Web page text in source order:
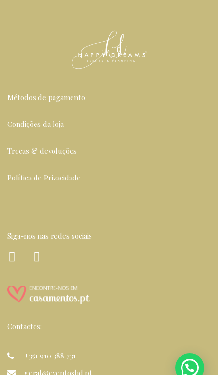
Métodos de pagamento
Condições da loja
Trocas & devoluções
Política de Privacidade
Siga-nos nas redes sociais
Contactos:
+351 910 388 731
geral@eventoshd.pt